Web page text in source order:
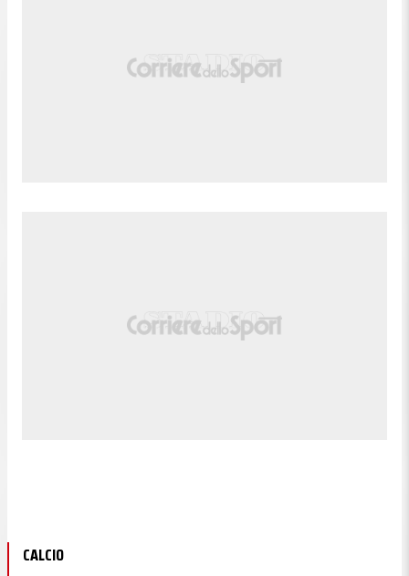
CALCIO